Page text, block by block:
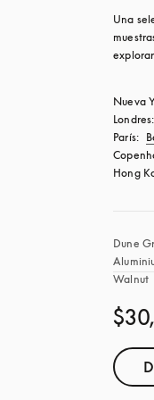
Una
Nueva
Londres:
París:
Hong
Dune
Walnut